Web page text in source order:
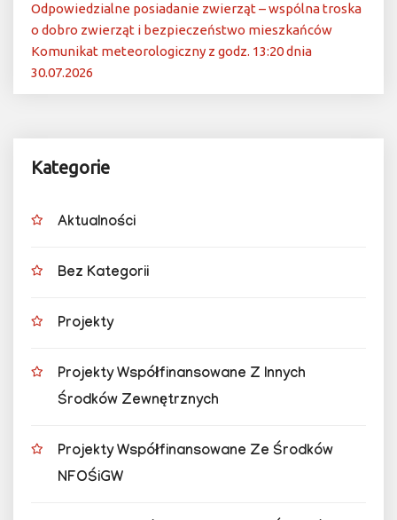
Odpowiedzialne posiadanie zwierząt – wspólna troska
o dobro zwierząt i bezpieczeństwo mieszkańców
Komunikat meteorologiczny z godz. 13:20 dnia
30.07.2026
Kategorie
Aktualności
Bez Kategorii
Projekty
Projekty Współfinansowane Z Innych
Środków Zewnętrznych
Projekty Współfinansowane Ze Środków
NFOŚiGW